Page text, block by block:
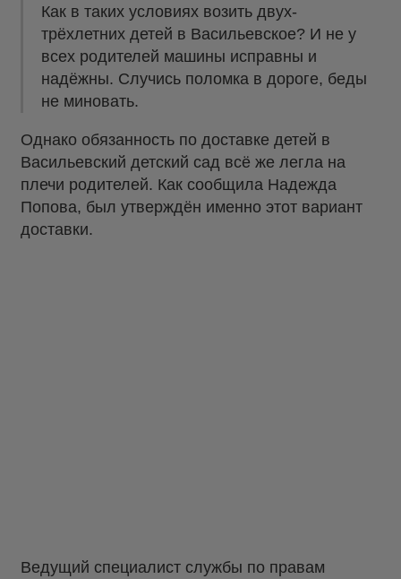
Как в таких условиях возить двух-
трёхлетних детей в Васильевское? И не у
всех родителей машины исправны и
надёжны. Случись поломка в дороге, беды
не миновать.
Однако обязанность по доставке детей в
Васильевский детский сад всё же легла на
плечи родителей. Как сообщила Надежда
Попова, был утверждён именно этот вариант
доставки.
Ведущий специалист службы по правам